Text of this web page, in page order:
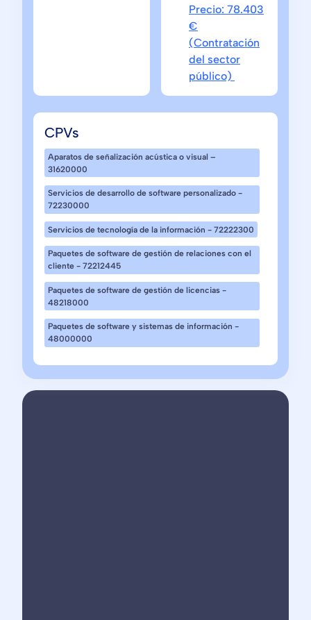
Precio: 78.403
€
(Contratación
del sector
público)
CPVs
Aparatos de señalización acústica o visual –
31620000
Servicios de desarrollo de software personalizado -
72230000
Servicios de tecnología de la información - 72222300
Paquetes de software de gestión de relaciones con el
cliente - 72212445
Paquetes de software de gestión de licencias -
48218000
Paquetes de software y sistemas de información -
48000000